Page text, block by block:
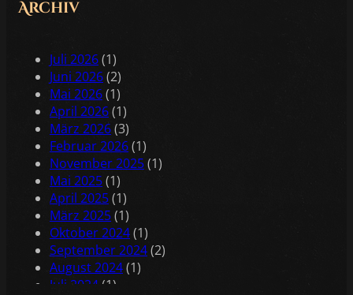
Archiv
Juli 2026(1)
Juni 2026(2)
Mai 2026(1)
April 2026(1)
März 2026(3)
Februar 2026(1)
November 2025(1)
Mai 2025(1)
April 2025(1)
März 2025(1)
Oktober 2024(1)
September 2024(2)
August 2024(1)
Juli 2024 (1)